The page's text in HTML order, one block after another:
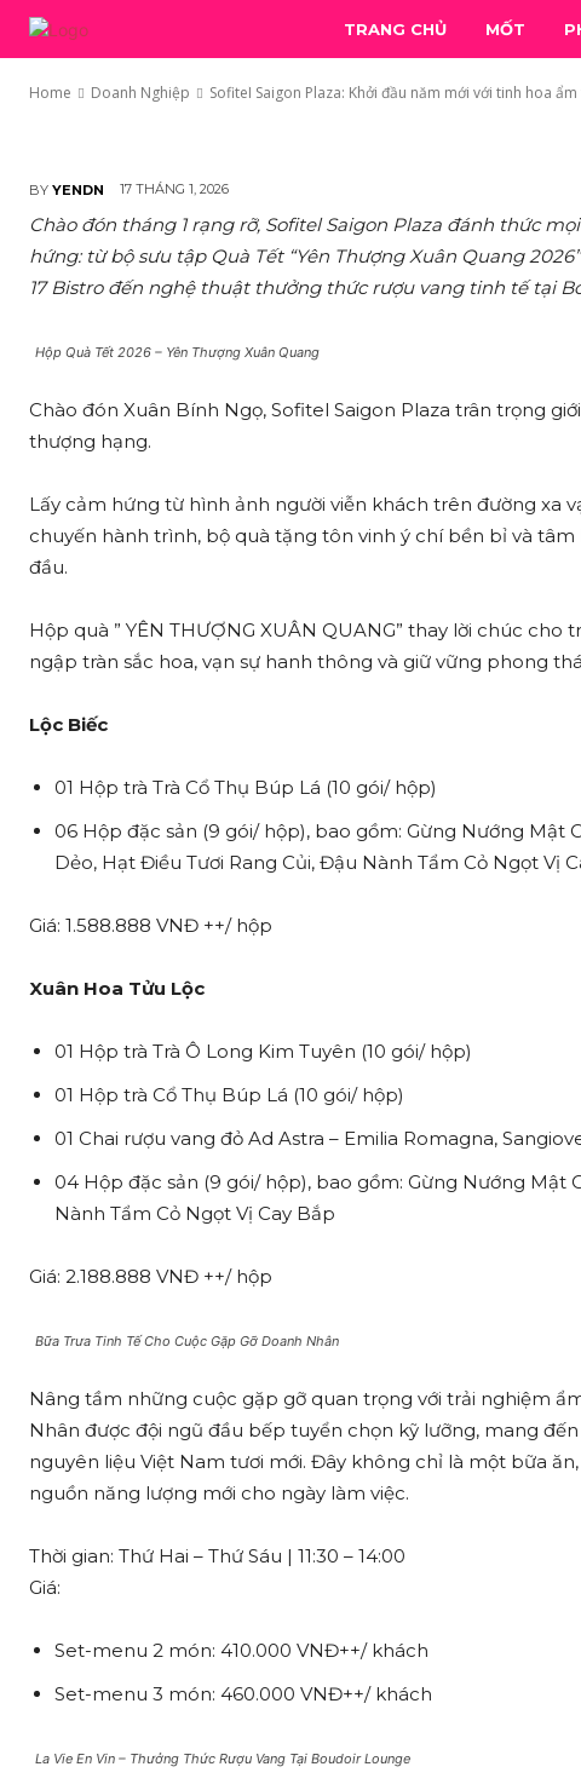
TRANG CHỦ MỐT
Home Doanh Nghiệp Sofitel Saigon Plaza: Khởi đầu năm mới với tinh hoa ẩm
Sofitel Saigon Plaza:
thực Pháp và Hộp Quà
BY YENDN 17 THÁNG 1, 2026
Chào đón tháng 1 rạng rỡ, Sofitel Saigon Plaza đánh thức
hứng: từ bộ sưu tập Quà Tết “Yên Thượng Xuân Quang
17 Bistro đến nghệ thuật thưởng thức rượu vang tinh tế tại
Hộp Quà Tết 2026 – Yên Thượng Xuân Quang
Chào đón Xuân Bính Ngọ, Sofitel Saigon Plaza trân trọng
thượng hạng.
Lấy cảm hứng từ hình ảnh người viễn khách trên đường xa
chuyến hành trình, bộ quà tặng tôn vinh ý chí bền bỉ và
đầu.
Hộp quà ” YÊN THƯỢNG XUÂN QUANG” thay lời chúc
ngập tràn sắc hoa, vạn sự hanh thông và giữ vững phong
Lộc Biếc
01 Hộp trà Trà Cổ Thụ Búp Lá (10 gói/ hộp)
06 Hộp đặc sản (9 gói/ hộp), bao gồm: Gừng Nướng Mật
Dẻo, Hạt Điều Tươi Rang Củi, Đậu Nành Tẩm Cỏ Ngọt Vị
Giá: 1.588.888 VNĐ ++/ hộp
Xuân Hoa Tửu Lộc
01 Hộp trà Trà Ô Long Kim Tuyên (10 gói/ hộp)
01 Hộp trà Cổ Thụ Búp Lá (10 gói/ hộp)
01 Chai rượu vang đỏ Ad Astra – Emilia Romagna,
04 Hộp đặc sản (9 gói/ hộp), bao gồm: Gừng Nướng Mật
Nành Tẩm Cỏ Ngọt Vị Cay Bắp
Giá: 2.188.888 VNĐ ++/ hộp
Bữa Trưa Tinh Tế Cho Cuộc Gặp Gỡ Doanh Nhân
Nâng tầm những cuộc gặp gỡ quan trọng với trải nghiệm
Nhân được đội ngũ đầu bếp tuyển chọn kỹ lưỡng, mang
nguyên liệu Việt Nam tươi mới. Đây không chỉ là một bữa
nguồn năng lượng mới cho ngày làm việc.
Thời gian: Thứ Hai – Thứ Sáu | 11:30 – 14:00
Giá:
Set-menu 2 món: 410.000 VNĐ++/ khách
Set-menu 3 món: 460.000 VNĐ++/ khách
La Vie En Vin – Thưởng Thức Rượu Vang Tại Boudoir Lounge